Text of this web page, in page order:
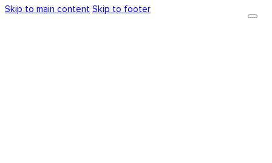
Skip to main content Skip to footer